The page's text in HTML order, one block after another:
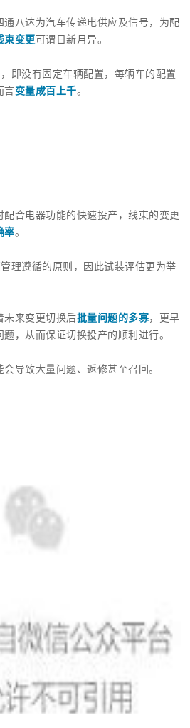
八达为汽车传递电供应及信号，为配
束变更可谓日新月异。
即没有固定车辆配置，每辆车的配置
言变量成百上千。
合电器功能的快速投产，线束的变更
率。
理遵循的原则，因此试装评估更为举
未来变更切换后批量问题的多寡，更早
，从而保证切换投产的顺利进行。
会导致大量问题、返修甚至召回。